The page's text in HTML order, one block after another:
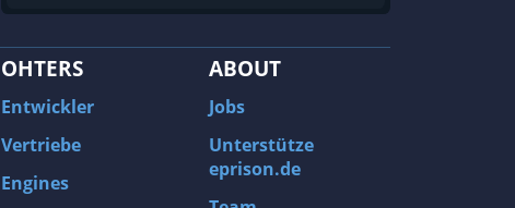
OHTERS
Entwickler
Vertriebe
Engines
ABOUT
Jobs
Unterstütze
eprison.de